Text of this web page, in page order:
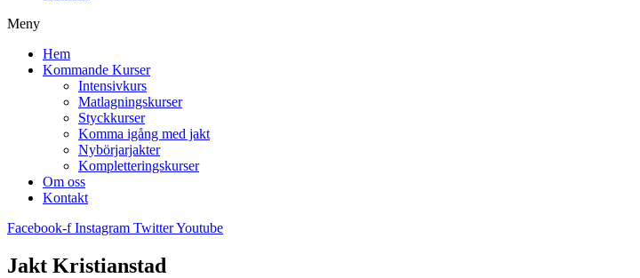
Meny
Hem
Kommande Kurser
Intensivkurs
Matlagningskurser
Styckkurser
Komma igång med jakt
Nybörjarjakter
Kompletteringskurser
Om oss
Kontakt
Facebook-f Instagram TwitterYoutube
Jakt Kristianstad